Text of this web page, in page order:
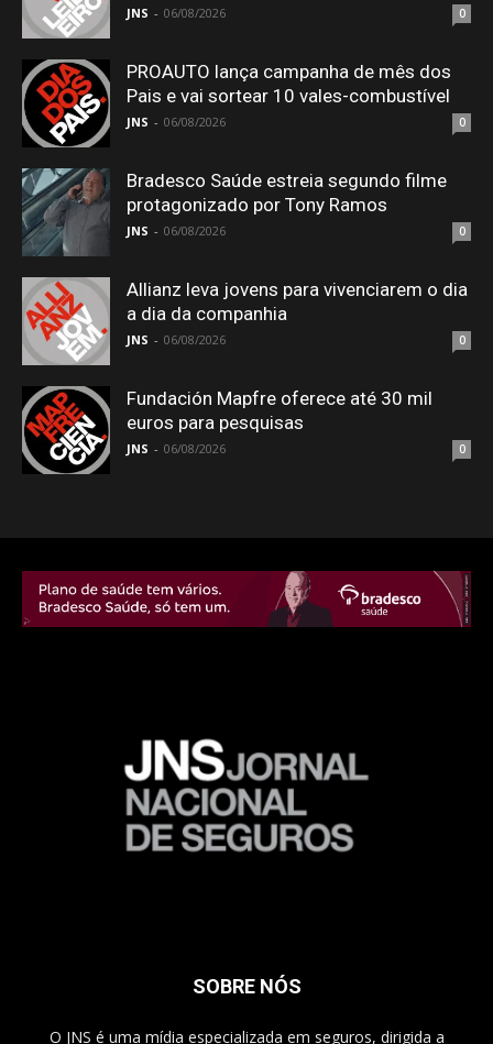
JNS - 06/08/2026 0
PROAUTO lança campanha de mês dos
Pais e vai sortear 10 vales-combustível
JNS - 06/08/2026 0
Bradesco Saúde estreia segundo filme
protagonizado por Tony Ramos
JNS - 06/08/2026 0
Allianz leva jovens para vivenciarem o dia
a dia da companhia
JNS - 06/08/2026 0
Fundación Mapfre oferece até 30 mil
euros para pesquisas
JNS - 06/08/2026 0
SOBRE NÓS
O JNS é uma mídia especializada em seguros, dirigida a